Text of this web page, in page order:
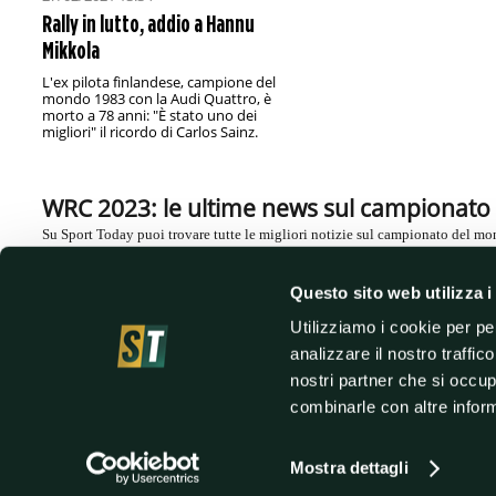
Questo sito web utilizza i
Utilizziamo i cookie per
analizzare il nostro
nostri partner che si
combinarle con altre
Mostra dettagli
Rally in lutto, addio a Hannu
Mikkola
L'ex pilota finlandese, campione del
mondo 1983 con la Audi Quattro, è
morto a 78 anni: "È stato uno dei
migliori" il ricordo di Carlos Sainz.
WRC 2023: le ultime news sul
Su Sport Today puoi trovare tutte le migliori notizie sul campionato del
Il World Rally Championship 2023 si preannuncia come una delle
diverse tappe in tutto il mondo. Il calendario del WRC 2023 prevede la
Asia, Africa e America del Sud. Ogni tappa si svolgerà su percorsi
piloti di adattarsi a terreni e condizioni di guida diverse. La gara finale si
ci saranno molte sfide appassionanti da affrontare.